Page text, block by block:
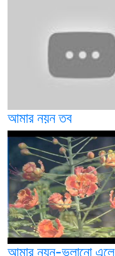
আমার নয়ন তব
আমার নয়ন-ভুলানো এলে